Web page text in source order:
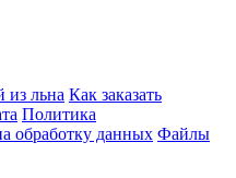
из льна Как заказать
Политика
обработку данных Файлы